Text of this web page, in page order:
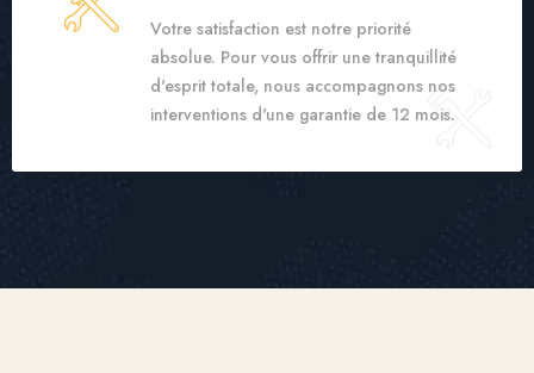
Votre satisfaction est notre priorité
absolue. Pour vous offrir une tranquillité
d'esprit totale, nous accompagnons nos
interventions d'une garantie de 12 mois.